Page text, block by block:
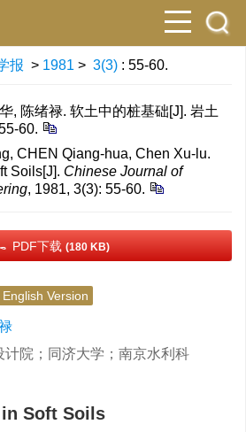
报 > 1981 > 3(3) : 55-60.
, 陈绪禄. 软土中的桩基础[J]. 岩土
60.
CHEN Qiang-hua, Chen Xu-lu.
Soils[J]. Chinese Journal of
, 1981, 3(3): 55-60.
PDF下载 (180 KB)
English Version
计院；同济大学；南京水利科
Soft Soils